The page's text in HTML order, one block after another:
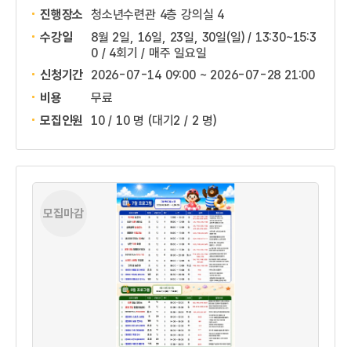
진행장소 청소년수련관 4층 강의실 4
수강일
8월 2일, 16일, 23일, 30일(일) / 13:30~15:3
0 / 4회기 / 매주 일요일
신청기간 2026-07-14 09:00 ~ 2026-07-28 21:00
비용
무료
모집인원
10 / 10 명 (대기2 / 2 명)
모집마감